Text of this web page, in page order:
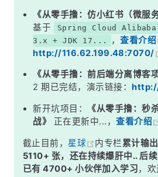
《从零手撸：仿小红书（微服
基于
Spring Cloud
3.x + JDK 17...
，查看介绍
http://116.62.199.48:7070/
《从零手撸：前后端分离博客
2 期已完结，演示链接：
新开坑项目：
《从零手撸：秒
战》
正在更新中...，查看介绍
截止目前， 星球 内专栏累计输
5110+ 张，还在持续爆肝中.. 后
已有 4700+ 小伙伴加入学习，欢